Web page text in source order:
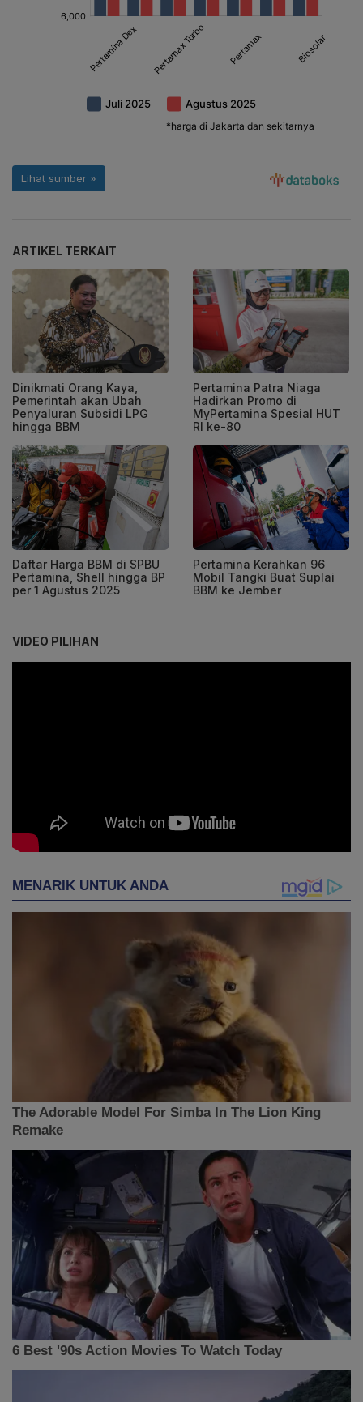
ARTIKEL TERKAIT
Dinikmati Orang Kaya,
Pemerintah akan Ubah
Penyaluran Subsidi LPG
hingga BBM
Pertamina Patra Niaga
Hadirkan Promo di
MyPertamina Spesial HUT
RI ke-80
Daftar Harga BBM di SPBU
Pertamina, Shell hingga BP
per 1 Agustus 2025
Pertamina Kerahkan 96
Mobil Tangki Buat Suplai
BBM ke Jember
VIDEO PILIHAN